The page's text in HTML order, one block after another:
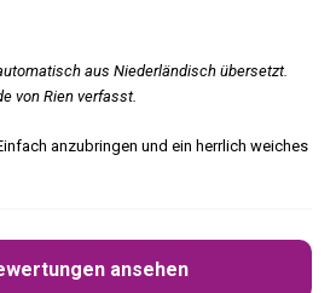
ansehen
aus Niederländisch übersetzt.
von Rien verfasst.
anzubringen und ein herrlich weiches